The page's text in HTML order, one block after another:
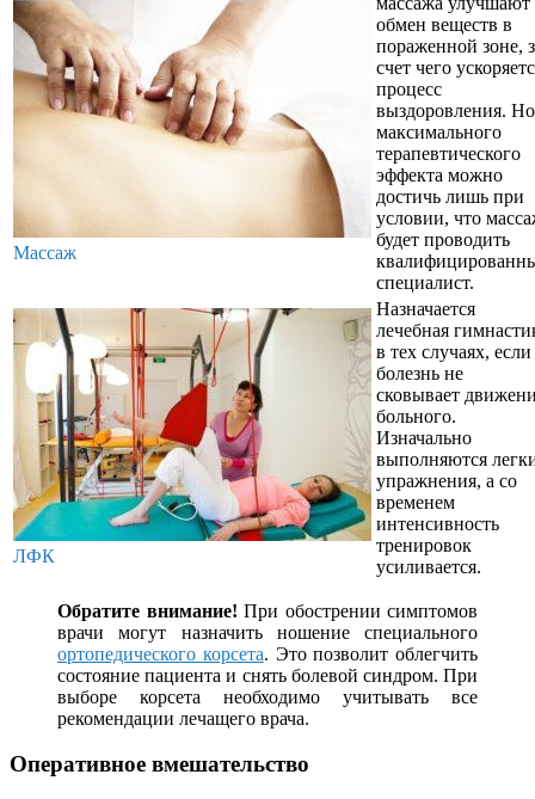
Массаж
обмен веществ в
пораженной зоне,
счет чего
процесс
выздоровления. Но
максимального
терапевтического
эффекта можно
достичь лишь при
условии, что
будет проводить
специалист.
ЛФК
Назначается
лечебная
в тех случаях, если
болезнь не
сковывает
больного.
Изначально
выполняются
упражнения, а со
временем
интенсивность
тренировок
усиливается.
Обратите внимание! При обострении симптомов
врачи могут назначить ношение специального
ортопедического корсета. Это позволит облегчить
состояние пациента и снять болевой синдром. При
выборе корсета необходимо учитывать все
рекомендации лечащего врача.
Оперативное вмешательство